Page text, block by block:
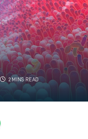
2 MINS READ